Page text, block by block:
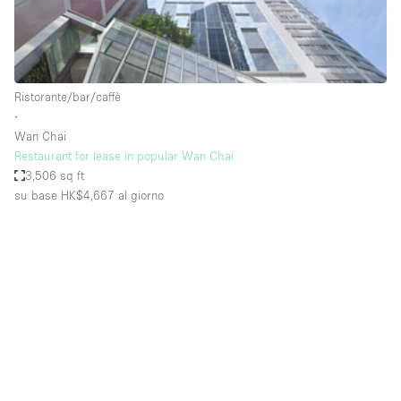
Elettricità
Esposizione di Automobili
Giardino
Impianto audiovisivo
Industriale
Ristorante/bar/caffè
∙
Wan Chai
Restaurant for lease in popular Wan Chai
3,506 sq ft
su base HK$4,667 al giorno